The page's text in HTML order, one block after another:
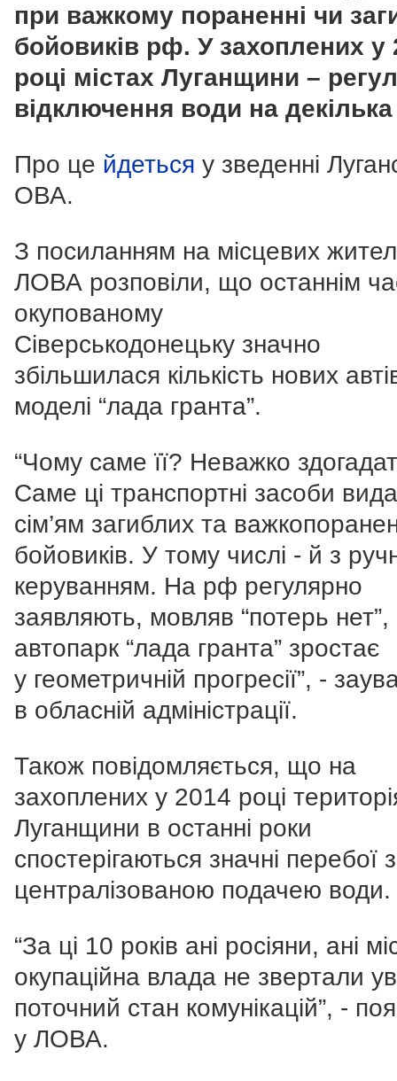
при важкому пораненні чи
бойовиків рф. У захоплених у
році містах Луганщини –
відключення води на декілька
Про це йдеться у зведенні
ОВА.
З посиланням на місцевих
ЛОВА розповіли, що останнім
окупованому
Сіверськодонецьку значно
збільшилася кількість нових
моделі “лада гранта”.
“Чому саме її? Неважко
Саме ці транспортні засоби
сім’ям загиблих та
бойовиків. У тому числі - й з
керуванням. На рф регулярно
заявляють, мовляв “потерь
автопарк “лада гранта” зростає
у геометричній прогресії”, -
в обласній адміністрації.
Також повідомляється, що на
захоплених у 2014 році
Луганщини в останні роки
спостерігаються значні перебої з
централізованою подачею води.
“За ці 10 років ані росіяни, ані
окупаційна влада не звертали
поточний стан комунікацій”, -
у ЛОВА.